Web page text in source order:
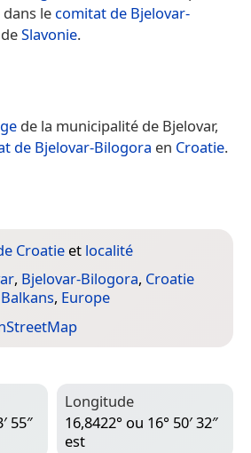
le comitat de Bjelovar-
Slavonie.
de la municipalité de Bjelovar,
de Bjelovar-Bilogora en Croatie.
Croatie et localité
, Bjelovar-Bilogora, Croatie
Balkans, Europe
55″
Longitude
16,8422° ou 16° 50′ 32″
est